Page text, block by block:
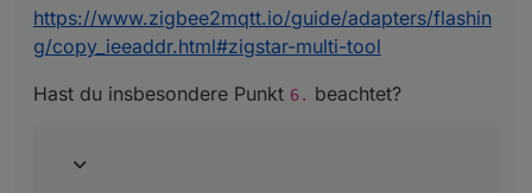
https://www.zigbee2mqtt.io/guide/adapters/flashin
g/copy_ieeaddr.html#zigstar-multi-tool
Hast du insbesondere Punkt 6. beachtet?